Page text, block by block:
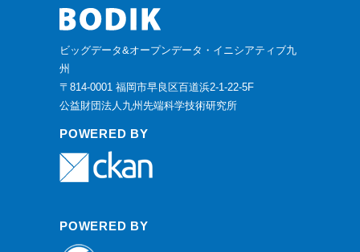
ビッグデータ&オープンデータ・イニシアティブ九
州
〒814-0001 福岡市早良区百道浜2-1-22-5F
公益財団法人九州先端科学技術研究所
POWERED BY
POWERED BY